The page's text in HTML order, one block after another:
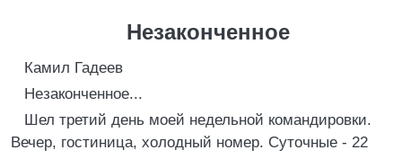
Незаконченное
Камил Гадеев
Hезаконченное...
Шел третий день моей недельной командировки.
Вечер, гостиница, холодный номер. Суточные - 22